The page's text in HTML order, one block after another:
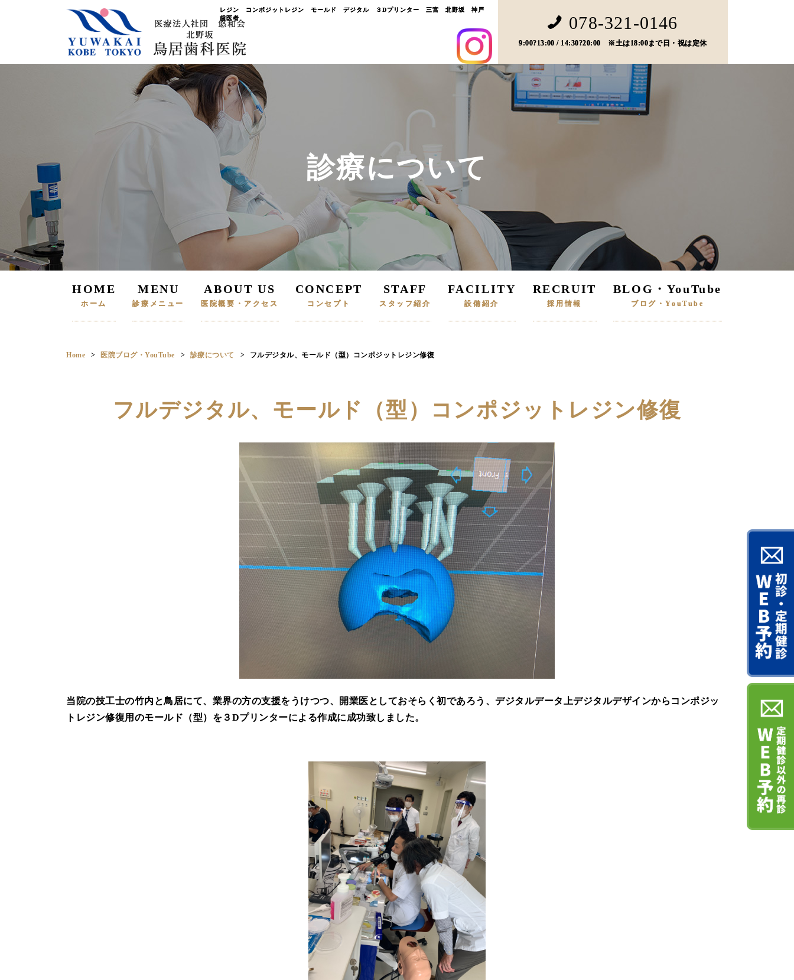
レジン コンポジットレジン モールド デジタル ３Dプリンター 三宮 北野坂 神戸
歯医者
078-321-0146
9:00?13:00 / 14:30?20:00 ※土は18:00まで日・祝は定休
診療について
HOME
ホーム
MENU
診療メニュー
ABOUT US
医院概要・アクセス
CONCEPT
コンセプト
STAFF
スタッフ紹介
FACILITY
設備紹介
RECRUIT
採用情報
BLOG・YouTube
ブログ・YouTube
Home 医院ブログ・YouTube 診療について フルデジタル、モールド（型）コンポジットレジン修復
フルデジタル、モールド（型）コンポジットレジン修復
当院の技工士の竹内と鳥居にて、業界の方の支援をうけつつ、開業医としておそらく初であろう、デジタルデータ上デジタルデザインからコンポジッ
トレジン修復用のモールド（型）を３Dプリンターによる作成に成功致しました。